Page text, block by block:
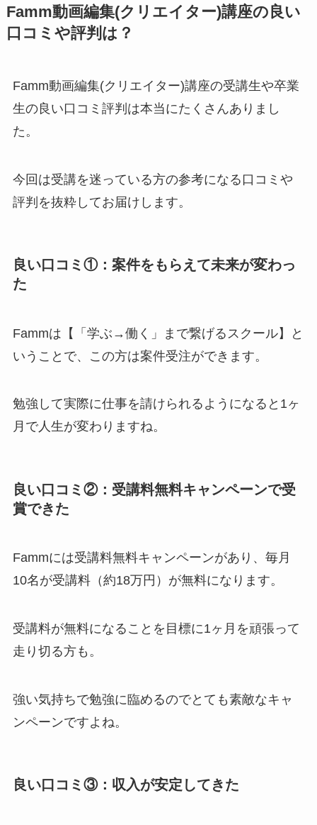
Famm動画編集(クリエイター)講座の良い
口コミや評判は？
Famm動画編集(クリエイター)講座の受講生や卒業
生の良い口コミ評判は本当にたくさんありまし
た。
今回は受講を迷っている方の参考になる口コミや
評判を抜粋してお届けします。
良い口コミ①：案件をもらえて未来が変わっ
た
Fammは【「学ぶ→働く」まで繋げるスクール】と
いうことで、この方は案件受注ができます。
勉強して実際に仕事を請けられるようになると1ヶ
月で人生が変わりますね。
良い口コミ②：受講料無料キャンペーンで受
賞できた
Fammには受講料無料キャンペーンがあり、毎月
10名が受講料（約18万円）が無料になります。
受講料が無料になることを目標に1ヶ月を頑張って
走り切る方も。
強い気持ちで勉強に臨めるのでとても素敵なキャ
ンペーンですよね。
良い口コミ③：収入が安定してきた